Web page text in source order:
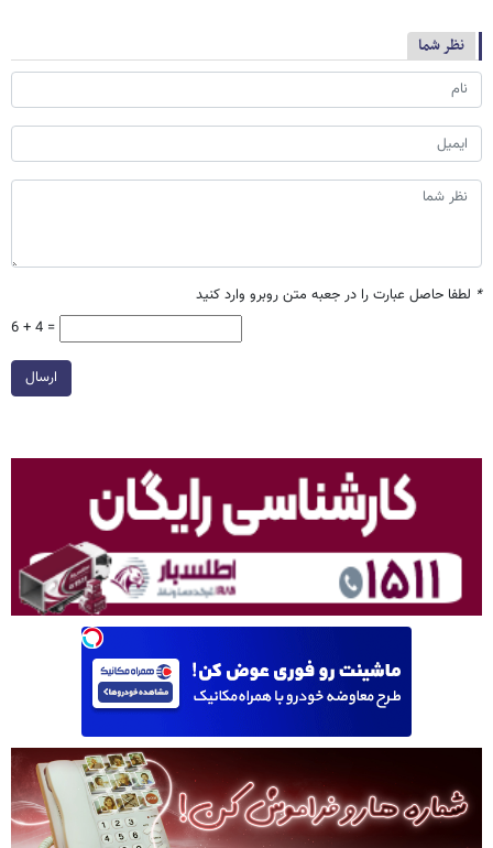
نظر شما
* لطفا حاصل عبارت را در جعبه متن روبرو وارد کنید
6 + 4 =
ارسال